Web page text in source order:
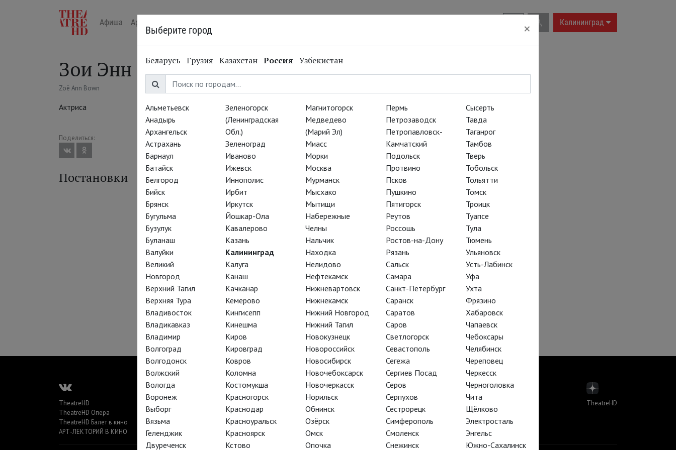
Калининград
Афиша Арт-лекторий в кино
Зои Энн Боун
Zoë Ann Bown
Актриса
Поделиться:
Постановки
Смешная девчонка
TheatreHD
TheatreHD Опера
TheatreHD Балет в кино
АРТ-ЛЕКТОРИЙ В КИНО
TheatreHD
АРТ-ЛЕКТОРИЙ В КИНО
TheatreHD Опера
TheatreHD Балет в кино
АРТ-ЛЕКТОРИЙ В КИНО
TheatreHD
Выберите город ×
Беларусь Грузия Казахстан Россия Узбекистан
Альметьевск
Анадырь
Архангельск
Астрахань
Барнаул
Батайск
Белгород
Бийск
Брянск
Бугульма
Бузулук
Буланаш
Валуйки
Великий
Новгород
Верхний Тагил
Верхняя Тура
Владивосток
Владикавказ
Владимир
Волгоград
Волгодонск
Волжский
Вологда
Воронеж
Выборг
Вязьма
Геленджик
Двуреченск
Зеленогорск
(Ленинградская
Обл.)
Зеленоград
Иваново
Ижевск
Иннополис
Ирбит
Иркутск
Йошкар-Ола
Кавалерово
Казань
Калининград
Калуга
Канаш
Качканар
Кемерово
Кингисепп
Кинешма
Киров
Кировград
Ковров
Коломна
Костомукша
Красногорск
Краснодар
Красноуральск
Красноярск
Кстово
Магнитогорск
Медведево
(Марий Эл)
Миасс
Морки
Москва
Мурманск
Мысхако
Мытищи
Набережные
Челны
Нальчик
Находка
Нелидово
Нефтекамск
Нижневартовск
Нижнекамск
Нижний Новгород
Нижний Тагил
Новокузнецк
Новороссийск
Новосибирск
Новочебоксарск
Новочеркасск
Норильск
Обнинск
Озёрск
Омск
Опочка
Пермь
Петрозаводск
Петропавловск-
Камчатский
Подольск
Протвино
Псков
Пушкино
Пятигорск
Реутов
Россошь
Ростов-на-Дону
Рязань
Сальск
Самара
Санкт-Петербург
Саранск
Саратов
Саров
Светлогорск
Севастополь
Сегежа
Сергиев Посад
Серов
Серпухов
Сестрорецк
Симферополь
Смоленск
Снежинск
Сысерть
Тавда
Таганрог
Тамбов
Тверь
Тобольск
Тольятти
Томск
Троицк
Туапсе
Тула
Тюмень
Ульяновск
Усть-Лабинск
Уфа
Ухта
Фрязино
Хабаровск
Чапаевск
Чебоксары
Челябинск
Череповец
Черкесск
Черноголовка
Чита
Щёлково
Электросталь
Энгельс
Южно-Сахалинск